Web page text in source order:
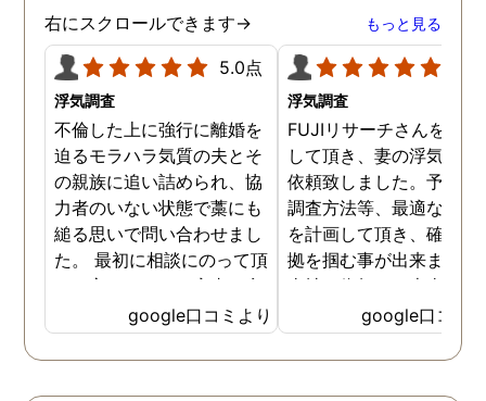
右にスクロールできます→ もっと見る
5.0点
浮気調査
不倫した上に強行に離婚を
迫るモラハラ気質の夫とそ
の親族に追い詰められ、協
力者のいない状態で藁にも
縋る思いで問い合わせまし
た。 最初に相談にのって頂
いた方も、とても率直に意
見を言っていただき、また
費用面も正直に答えていた
だき、私の望む結果を得る
google口コミより
浮気調査
FUJIリサーチさんをご紹
して頂き、妻の浮気調査
依頼致しました。予算か
調査方法等、最適なやり
を計画して頂き、確実な
拠を掴む事が出来ました
当社に依頼して本当に良
ったと実感しております
依頼中にはいろいろな相
も聞いて頂き、救われる
google口コミ